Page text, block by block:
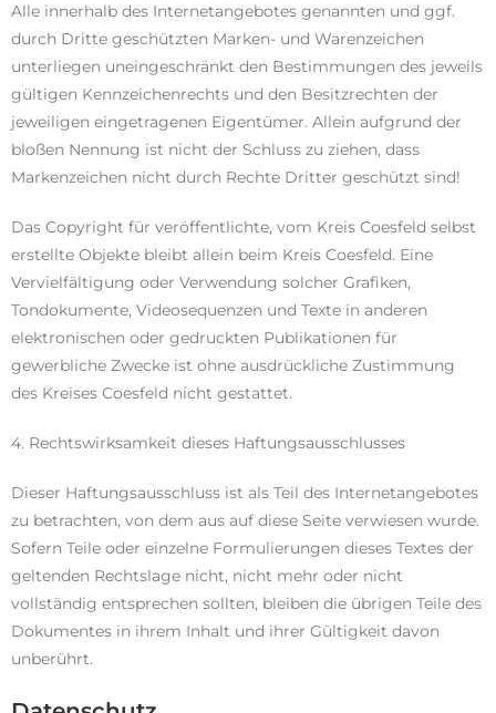
Alle innerhalb des Internetangebotes genannten und ggf.
durch Dritte geschützten Marken- und Warenzeichen
unterliegen uneingeschränkt den Bestimmungen des jeweils
gültigen Kennzeichenrechts und den Besitzrechten der
jeweiligen eingetragenen Eigentümer. Allein aufgrund der
bloßen Nennung ist nicht der Schluss zu ziehen, dass
Markenzeichen nicht durch Rechte Dritter geschützt sind!
Das Copyright für veröffentlichte, vom Kreis Coesfeld selbst
erstellte Objekte bleibt allein beim Kreis Coesfeld. Eine
Vervielfältigung oder Verwendung solcher Grafiken,
Tondokumente, Videosequenzen und Texte in anderen
elektronischen oder gedruckten Publikationen für
gewerbliche Zwecke ist ohne ausdrückliche Zustimmung
des Kreises Coesfeld nicht gestattet.
4. Rechtswirksamkeit dieses Haftungsausschlusses
Dieser Haftungsausschluss ist als Teil des Internetangebotes
zu betrachten, von dem aus auf diese Seite verwiesen wurde.
Sofern Teile oder einzelne Formulierungen dieses Textes der
geltenden Rechtslage nicht, nicht mehr oder nicht
vollständig entsprechen sollten, bleiben die übrigen Teile des
Dokumentes in ihrem Inhalt und ihrer Gültigkeit davon
unberührt.